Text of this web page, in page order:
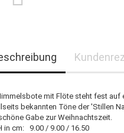
mit Flöte steht fest auf
bekannten Töne der 'Stillen
Gabe zur Weihnachtszeit.
in cm: 9.00 / 9.00 / 16.50